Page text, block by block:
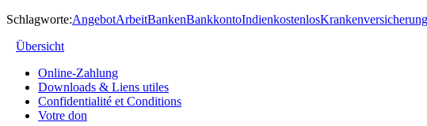
Schlagworte:AngebotArbeitBankenBankkontoIndienkostenlosKrankenversicherung
Übersicht
Online-Zahlung
Downloads & Liens utiles
Confidentialité et Conditions
Votre don